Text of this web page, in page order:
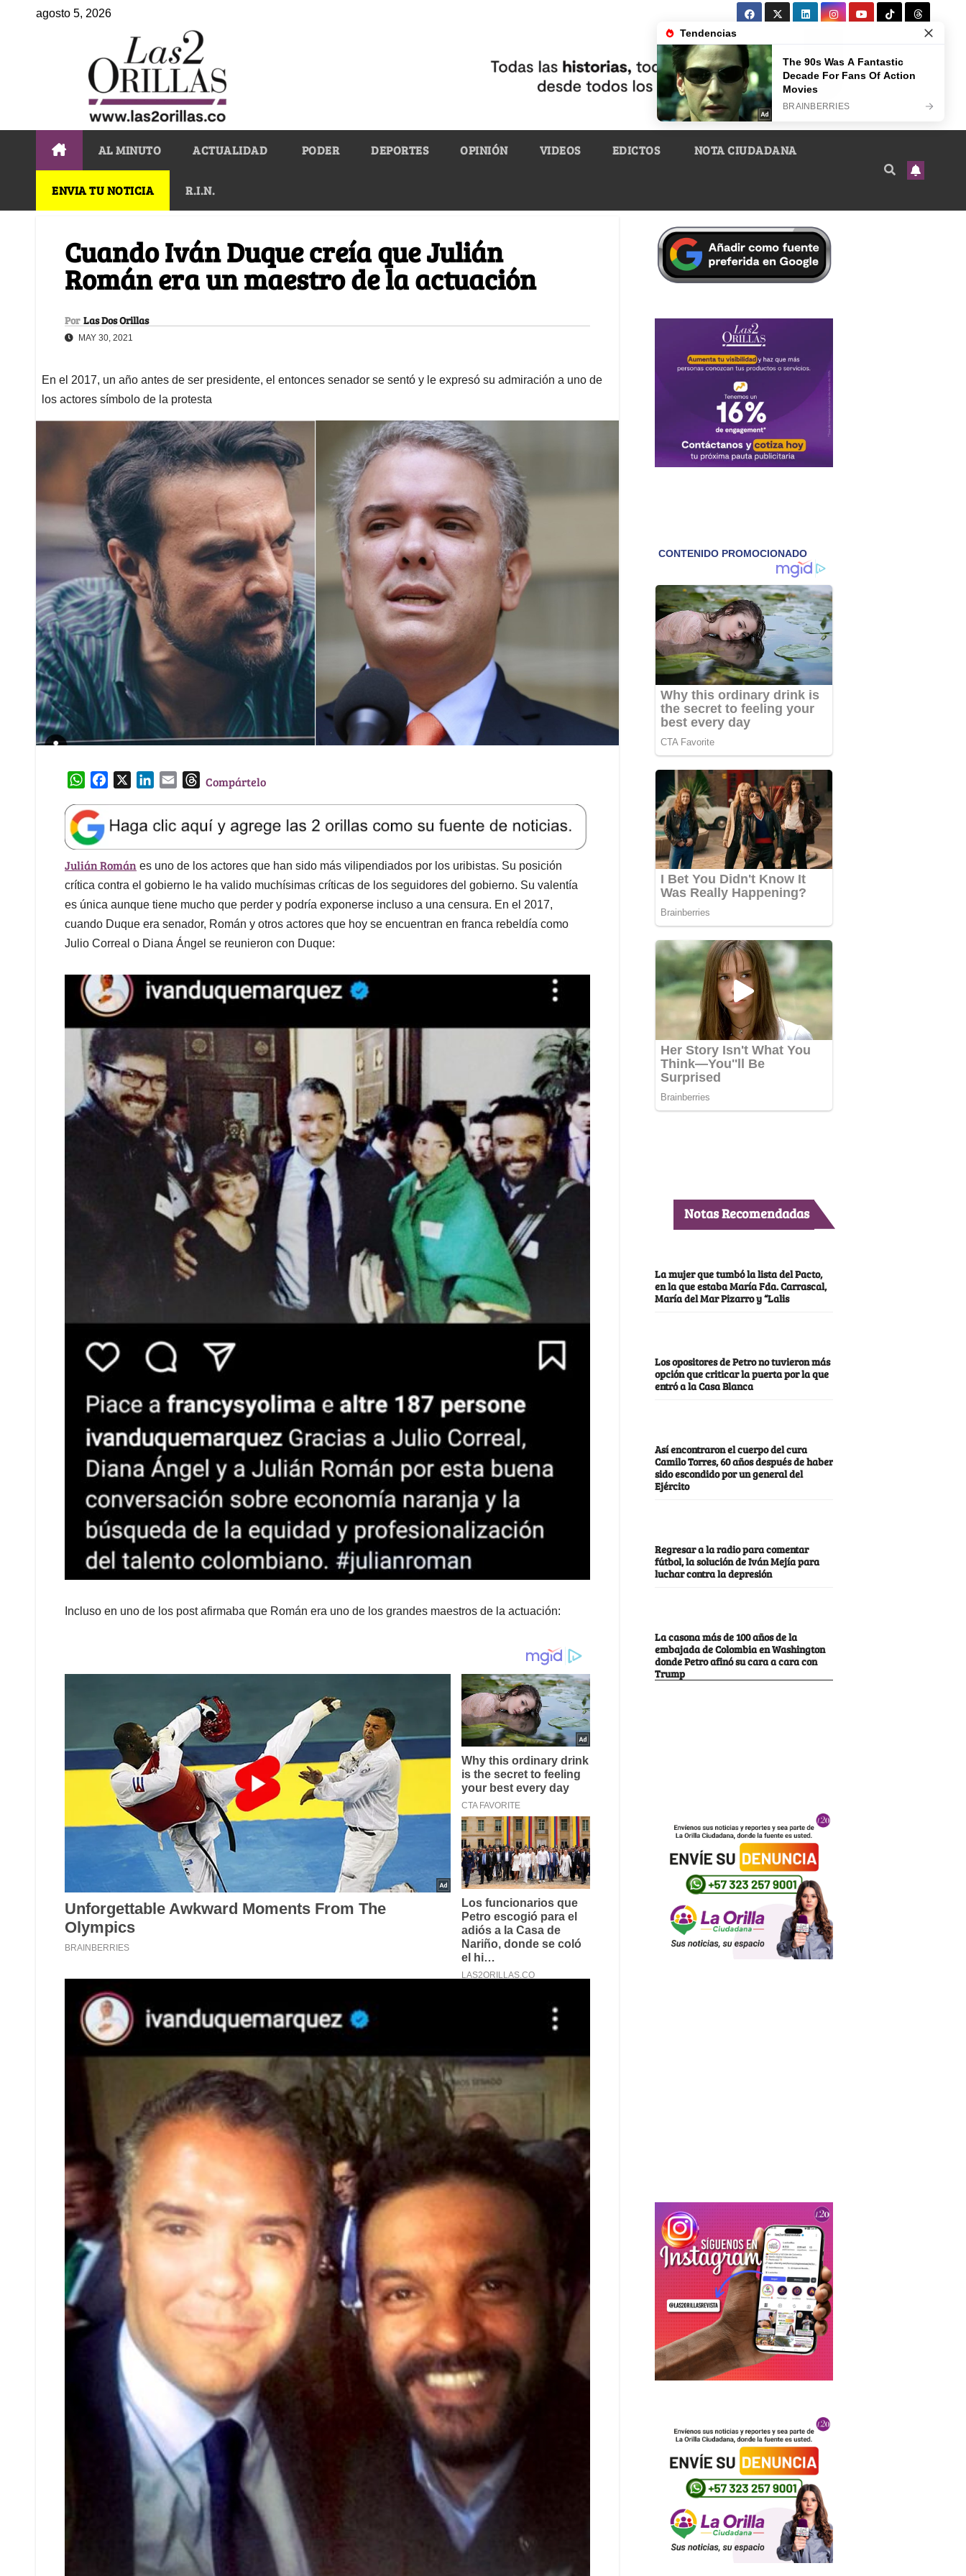
agosto 5, 2026
AL MINUTO ACTUALIDAD PODER DEPORTES OPINIÓN VIDEOS EDICTOS NOTA CIUDADANA
ENVIA TU NOTICIA R.I.N.
Cuando Iván Duque creía que Julián
Román era un maestro de la actuación
Por Las Dos Orillas
MAY 30, 2021
En el 2017, un año antes de ser presidente, el entonces senador se sentó y le expresó su admiración a uno de
los actores símbolo de la protesta
W
a
t
s
A
p
p
e
b
o
o
k
k
e
d
I
n
l
T
e
a
d
s
Compártelo
Julián Román es uno de los actores que han sido más vilipendiados por los uribistas. Su posición
crítica contra el gobierno le ha valido muchísimas críticas de los seguidores del gobierno. Su valentía
es única aunque tiene mucho que perder y podría exponerse incluso a una censura. En el 2017,
cuando Duque era senador, Román y otros actores que hoy se encuentran en franca rebeldía como
Julio Correal o Diana Ángel se reunieron con Duque:
Incluso en uno de los post afirmaba que Román era uno de los grandes maestros de la actuación:
Notas Recomendadas
La mujer que tumbó la lista del Pacto,
en la que estaba María Fda. Carrascal,
María del Mar Pizarro y “Lalis
Los opositores de Petro no tuvieron más
opción que criticar la puerta por la que
entró a la Casa Blanca
Así encontraron el cuerpo del cura
Camilo Torres, 60 años después de haber
sido escondido por un general del
Ejército
Regresar a la radio para comentar
fútbol, la solución de Iván Mejía para
luchar contra la depresión
La casona más de 100 años de la
embajada de Colombia en Washington
donde Petro afinó su cara a cara con
Trump